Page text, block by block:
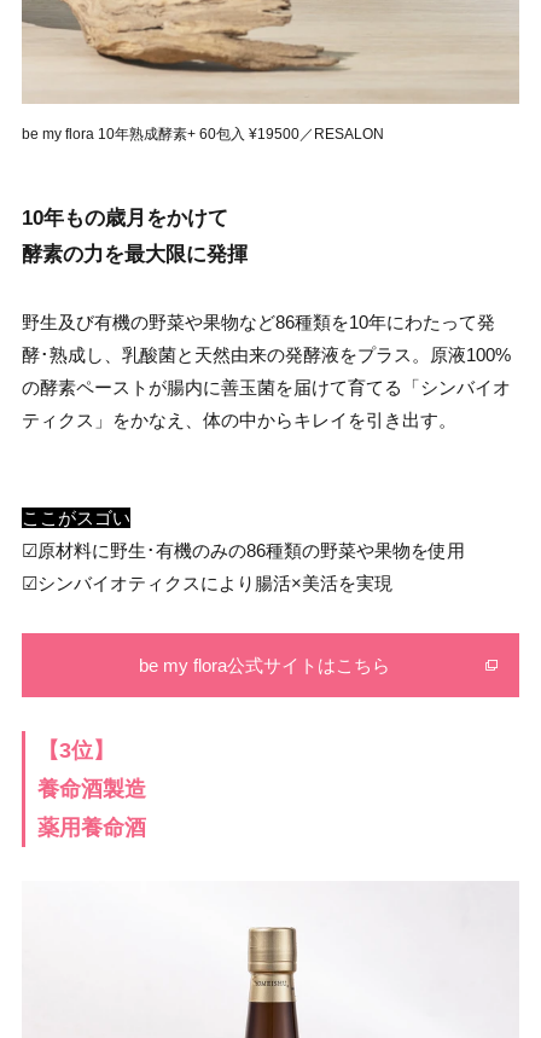
be my flora 10年熟成酵素+ 60包入 ¥19500／RESALON
10年もの歳月をかけて
酵素の力を最大限に発揮
野生及び有機の野菜や果物など86種類を10年にわたって発
酵･熟成し、乳酸菌と天然由来の発酵液をプラス。原液100%
の酵素ペーストが腸内に善玉菌を届けて育てる「シンバイオ
ティクス」をかなえ、体の中からキレイを引き出す。
ここがスゴい
☑︎原材料に野生･有機のみの86種類の野菜や果物を使用
☑︎シンバイオティクスにより腸活×美活を実現
be my flora公式サイトはこちら
【3位】
養命酒製造
薬用養命酒